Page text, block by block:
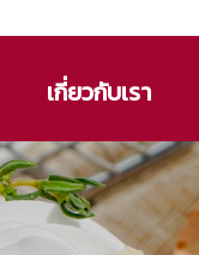
เกี่ยวกับเรา